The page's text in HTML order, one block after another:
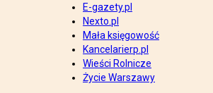
E-gazety.pl
Nexto.pl
Mała księgowość
Kancelarierp.pl
Wieści Rolnicze
Życie Warszawy